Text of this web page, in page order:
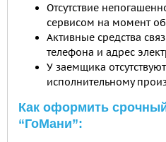
Отсутствие
сервисом на момент
Активные средства
телефона и адрес
У заемщика
исполнительному
Как оформить
“ГоМани”: